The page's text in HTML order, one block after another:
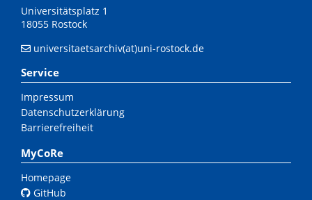
Universitätsplatz 1
18055 Rostock
universitaetsarchiv(at)uni-rostock.de
Service
Impressum
Datenschutzerklärung
Barrierefreiheit
MyCoRe
Homepage
GitHub